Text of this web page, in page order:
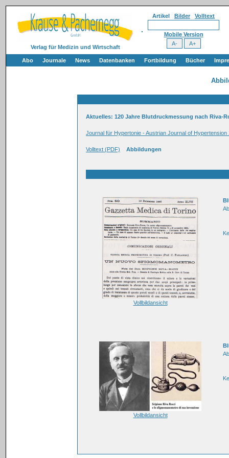
Verlag für Medizin und Wirtschaft
Artikel Bilder Volltext
Mobile Version
Abo Journale News Datenbanken Fortbildung Bücher
Aktuelles: 120 Jahre Blutdruckmessung nach Riva-
Journal für Hypertonie - Austrian Journal of Hypertension
Volltext (PDF) Abbildungen
Vollbildansicht
Vollbildansicht